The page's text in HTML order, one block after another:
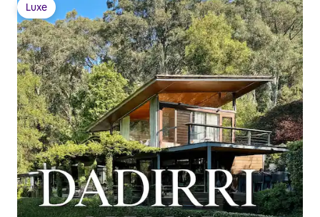
Luxe
Luxe